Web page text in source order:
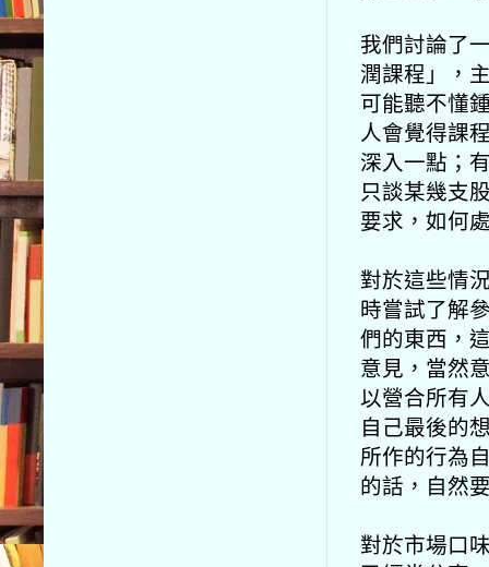
我們討論了
潤課程」，
可能聽不懂
人會覺得課
深入一點；
只談某幾支
要求，如何
對於這些情
時嘗試了解
們的東西，
意見，當然
以營合所有
自己最後的
所作的行為
的話，自然
對於市場口